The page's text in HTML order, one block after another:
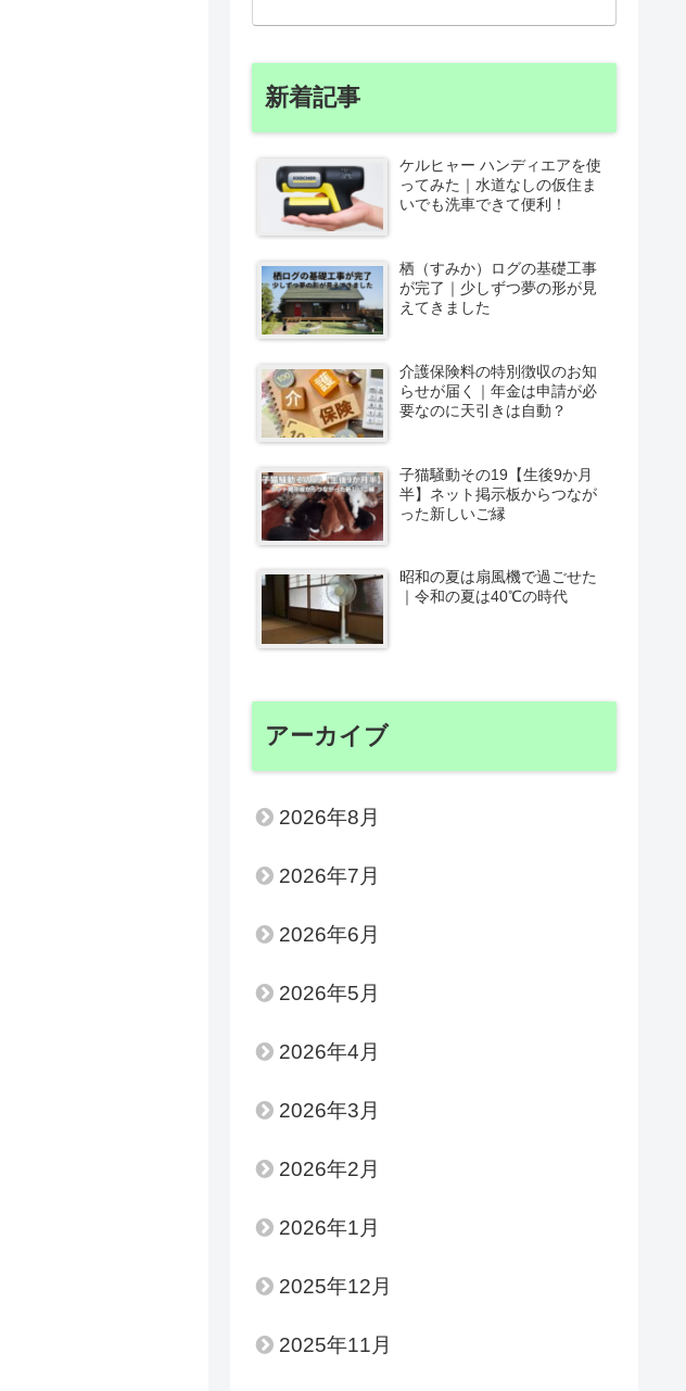
新着記事
ケルヒャー ハンディエアを使
ってみた｜水道なしの仮住ま
いでも洗車できて便利！
栖（すみか）ログの基礎工事
が完了｜少しずつ夢の形が見
えてきました
介護保険料の特別徴収のお知
らせが届く｜年金は申請が必
要なのに天引きは自動？
子猫騒動その19【生後9か月
半】ネット掲示板からつなが
った新しいご縁
昭和の夏は扇風機で過ごせた
｜令和の夏は40℃の時代
アーカイブ
2026年8月
2026年7月
2026年6月
2026年5月
2026年4月
2026年3月
2026年2月
2026年1月
2025年12月
2025年11月